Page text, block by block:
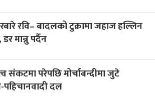
रवि– बादलको टुक्रामा जहाज हल्लिन
मान्नु पर्दैन
संकटमा परेपछि मोर्चाबन्दीमा जुटे
दल